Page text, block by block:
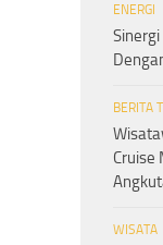
ENERGI
Sinergi
BERITA
Cruise
WISATA